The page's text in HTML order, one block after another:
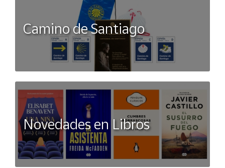
Camino de Santiago
Novedades en Libros